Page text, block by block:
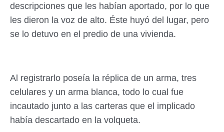
descripciones que les habían aportado, por lo que
les dieron la voz de alto. Éste huyó del lugar, pero
se lo detuvo en el predio de una vivienda.
Al registrarlo poseía la réplica de un arma, tres
celulares y un arma blanca, todo lo cual fue
incautado junto a las carteras que el implicado
había descartado en la volqueta.